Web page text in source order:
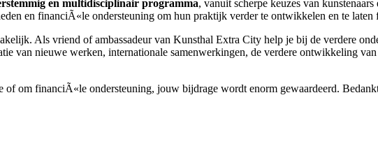
en multidisciplinair programma, vanuit scherpe keuzes van
en financiÃ«le ondersteuning om hun praktijk verder te ontwikkelen en te laten
Als vriend of ambassadeur van Kunsthal Extra City help je bij de verdere
van nieuwe werken, internationale samenwerkingen, de verdere ontwikkeling
of om financiÃ«le ondersteuning, jouw bijdrage wordt enorm gewaardeerd.